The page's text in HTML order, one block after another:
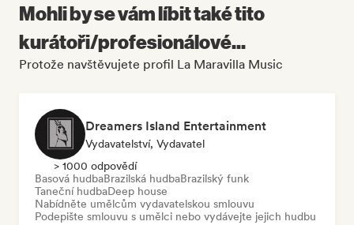
Mohli by se vám líbit také tito
kurátoři/profesionálové...
Protože navštěvujete profil La Maravilla Music
Dreamers Island Entertainment
Vydavatelství, Vydavatel
> 1000 odpovědí
Basová hudbaBrazilská hudbaBrazilský funk
Taneční hudbaDeep house
Nabídněte umělcům vydavatelskou smlouvu
Podepište smlouvu s umělci nebo vydávejte jejich hudbu